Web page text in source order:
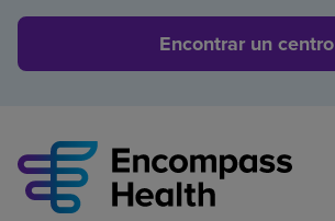
Encontrar un centro